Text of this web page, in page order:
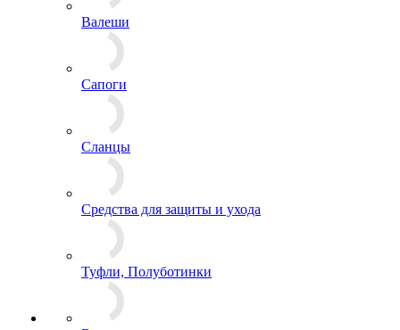
Куртки
Маскхалаты, Горки
Платья, Юбки
Плащи, Дождевики